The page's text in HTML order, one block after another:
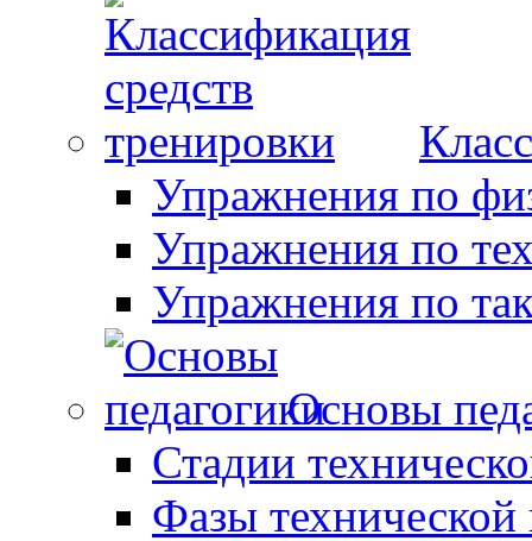
Упражнения по
Упражнения по
Упражнения по
Основы
Стадии
Фазы технической